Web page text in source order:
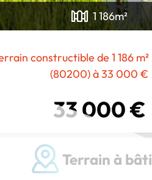
1 186m²
constructible de 1 186
(80200) à 33 000 €
33 000 €
Terrain à